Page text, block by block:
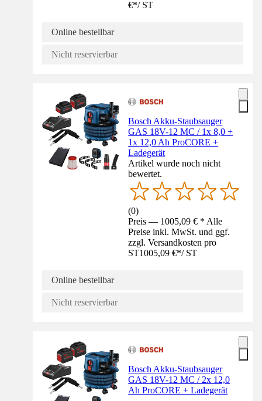
€*/ ST
Online bestellbar
Nicht reservierbar
Bosch Akku-Staubsauger
GAS 18V-12 MC / 1x 8,0 +
1x 12,0 Ah ProCORE +
Ladegerät
Artikel wurde noch nicht
bewertet.
(0)
Preis — 1005,09 € * Alle
Preise inkl. MwSt. und ggf.
zzgl. Versandkosten pro
ST1005,09 €*/ ST
Online bestellbar
Nicht reservierbar
Bosch Akku-Staubsauger
GAS 18V-12 MC / 2x 12,0
Ah ProCORE + Ladegerät